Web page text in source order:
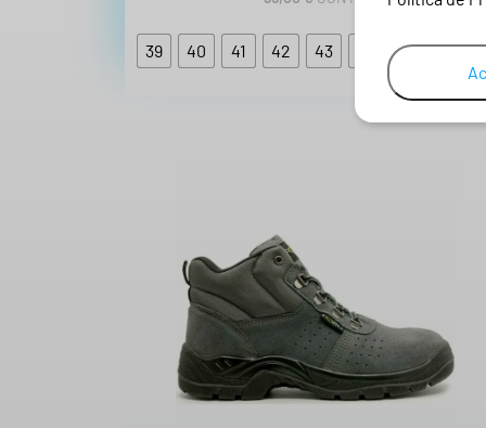
39 40 41 42 43 45 46